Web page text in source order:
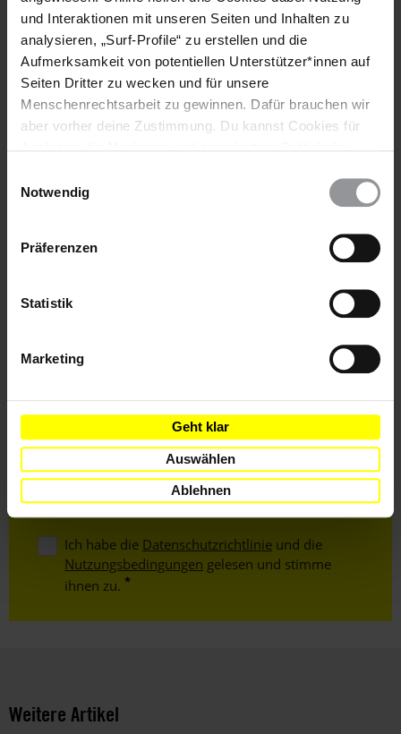
und Interaktionen mit unseren Seiten und Inhalten zu
analysieren, „Surf-Profile“ zu erstellen und die
Aufmerksamkeit von potentiellen Unterstützer*innen auf
Seiten Dritter zu wecken und für unsere
Menschenrechtsarbeit zu gewinnen. Dafür brauchen wir
aber vorher deine Zustimmung. Du kannst Cookies für
wieder ändern. Diesen Banner kannst Du über den Link
Notwendig
Präferenzen
Statistik
Marketing
Geht klar
Auswählen
Ablehnen
Meinungsfreiheit
Teile diesen Beitrag
Header
Abonniere den Amnesty-Newsletter und mach dich
Vorname
E-
Mail
Ich habe die Datenschutzrichtlinie und die
Nutzungsbedingungen gelesen und stimme
ihnen zu.
Weitere Artikel